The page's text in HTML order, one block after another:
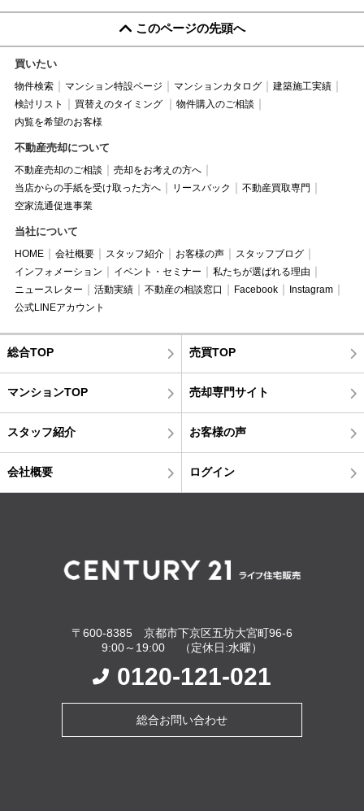
このページの先頭へ
買いたい
物件検索 マンション特設ページ マンションカタログ
建築施工実績
検討リスト
買替えのタイミング
物件購入のご相談
内覧を希望のお客様
不動産売却について
不動産売却のご相談
売却をお考えの方へ
当店からの手紙を受け取った方へ
リースバック
不動産買取専門
空家流通促進事業
当社について
HOME 会社概要 スタッフ紹介 お客様の声
スタッフブログ
インフォメーション
イベント・セミナー
私たちが選ばれる理由
ニュースレター
活動実績 不動産の相談窓口 Facebook
Instagram
公式LINEアカウント
総合TOP 売買TOP
マンションTOP 売却専門サイト
スタッフ紹介 お客様の声
会社概要 ログイン
〒600-8385 京都市下京区五坊大宮町96-6
9:00～19:00 （定休日:水曜）
0120-121-021
総合お問い合わせ